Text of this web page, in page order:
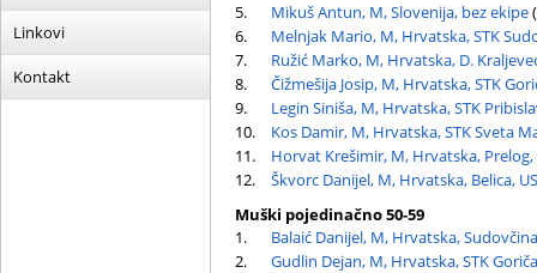
Linkovi
Kontakt
5.
Mikuš Antun, M, Slovenija, bez ekipe
6.
Melnjak Mario, M, Hrvatska, STK
7.
Ružić Marko, M, Hrvatska, D.
8.
Čižmešija Josip, M, Hrvatska, STK
9.
Legin Siniša, M, Hrvatska, STK
10.
Kos Damir, M, Hrvatska, STK Sveta
11.
Horvat Krešimir, M, Hrvatska, Prelog,
12.
Škvorc Danijel, M, Hrvatska, Belica,
Muški pojedinačno 50-59
1.
Balaić Danijel, M, Hrvatska,
2.
Gudlin Dejan, M, Hrvatska, STK